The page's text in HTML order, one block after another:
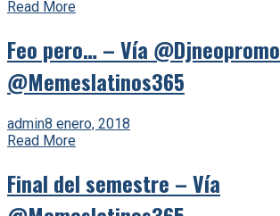
Read More
Feo pero… – Vía @Djneopromo
@Memeslatinos365
admin8 enero, 2018
Read More
Final del semestre – Vía